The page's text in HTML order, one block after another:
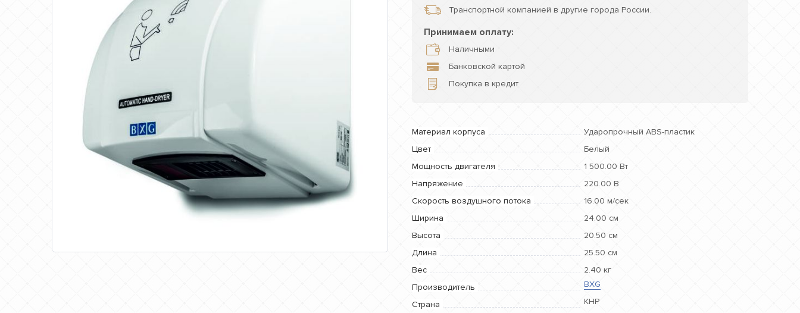
Транспортной компанией в другие города России.
Принимаем оплату:
Наличными
Банковской картой
Покупка в кредит
Материал корпуса
Ударопрочный ABS-пластик
Цвет
Белый
Мощность двигателя
1 500.00 Вт
Напряжение
220.00 В
Скорость воздушного потока
16.00 м/сек
Ширина
24.00 см
Высота
20.50 см
Длина
25.50 см
Вес
2.40 кг
Производитель
BXG
Страна
КНР